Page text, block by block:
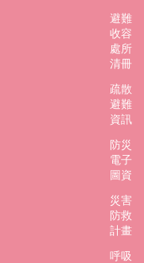
避難
收容
處所
清冊
疏散
避難
資訊
防災
電子
圖資
災害
防救
計畫
呼吸